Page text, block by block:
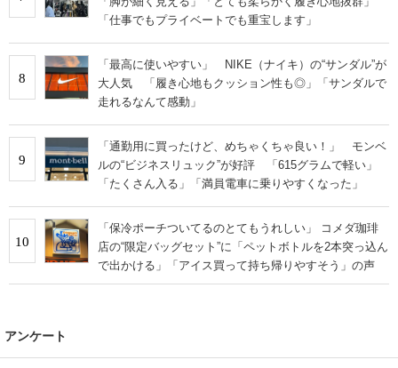
「仕事でもプライベートでも重宝します」
8
「最高に使いやすい」 NIKE（ナイキ）の“サンダル”が
大人気 「履き心地もクッション性も◎」「サンダルで
走れるなんて感動」
9
「通勤用に買ったけど、めちゃくちゃ良い！」 モンベ
ルの“ビジネスリュック”が好評 「615グラムで軽い」
「たくさん入る」「満員電車に乗りやすくなった」
10
「保冷ポーチついてるのとてもうれしい」 コメダ珈琲
店の“限定バッグセット”に「ペットボトルを2本突っ込ん
で出かける」「アイス買って持ち帰りやすそう」の声
アンケート